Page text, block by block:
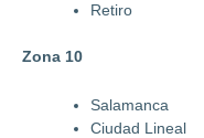
Retiro
Zona 10
Salamanca
Ciudad Lineal